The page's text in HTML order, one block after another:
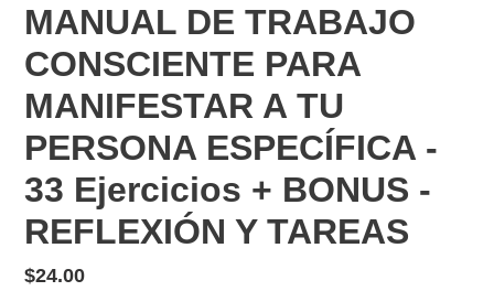
MANUAL DE TRABAJO
CONSCIENTE PARA
MANIFESTAR A TU
PERSONA ESPECÍFICA -
33 Ejercicios + BONUS -
REFLEXIÓN Y TAREAS
Precio
$24.00